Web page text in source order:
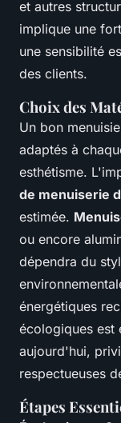
et autres
implique une
une sensibilité
des clients.
Choix des
Un bon
adaptés à
esthétisme.
de menuiserie
estimée.
ou encore
dépendra du
énergétiques
écologiques est
aujourd'hui,
respectueuses
Étapes